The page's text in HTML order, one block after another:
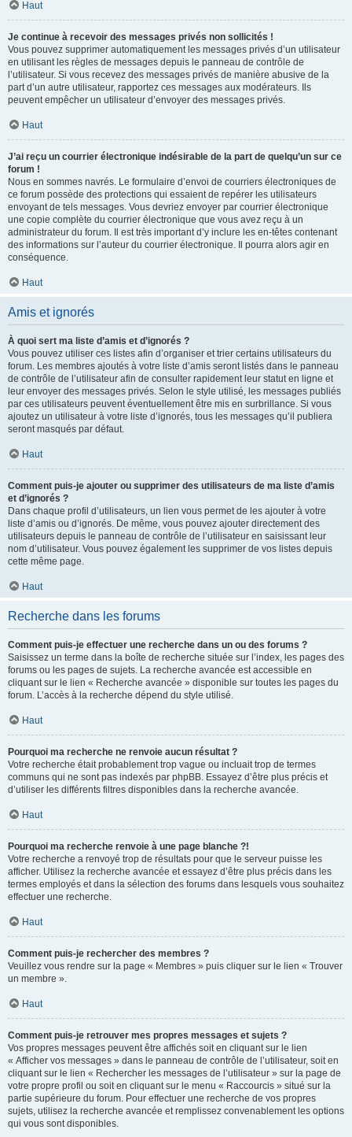
Haut
Je continue à recevoir des messages privés non sollicités !
Vous pouvez supprimer automatiquement les messages privés d’un utilisateur
en utilisant les règles de messages depuis le panneau de contrôle de
l’utilisateur. Si vous recevez des messages privés de manière abusive de la
part d’un autre utilisateur, rapportez ces messages aux modérateurs. Ils
peuvent empêcher un utilisateur d’envoyer des messages privés.
Haut
J’ai reçu un courrier électronique indésirable de la part de quelqu’un sur ce
forum !
Nous en sommes navrés. Le formulaire d’envoi de courriers électroniques de
ce forum possède des protections qui essaient de repérer les utilisateurs
envoyant de tels messages. Vous devriez envoyer par courrier électronique
une copie complète du courrier électronique que vous avez reçu à un
administrateur du forum. Il est très important d’y inclure les en-têtes contenant
des informations sur l’auteur du courrier électronique. Il pourra alors agir en
conséquence.
Haut
Amis et ignorés
À quoi sert ma liste d’amis et d’ignorés ?
Vous pouvez utiliser ces listes afin d’organiser et trier certains utilisateurs du
forum. Les membres ajoutés à votre liste d’amis seront listés dans le panneau
de contrôle de l’utilisateur afin de consulter rapidement leur statut en ligne et
leur envoyer des messages privés. Selon le style utilisé, les messages publiés
par ces utilisateurs peuvent éventuellement être mis en surbrillance. Si vous
ajoutez un utilisateur à votre liste d’ignorés, tous les messages qu’il publiera
seront masqués par défaut.
Haut
Comment puis-je ajouter ou supprimer des utilisateurs de ma liste d’amis
et d’ignorés ?
Dans chaque profil d’utilisateurs, un lien vous permet de les ajouter à votre
liste d’amis ou d’ignorés. De même, vous pouvez ajouter directement des
utilisateurs depuis le panneau de contrôle de l’utilisateur en saisissant leur
nom d’utilisateur. Vous pouvez également les supprimer de vos listes depuis
cette même page.
Haut
Recherche dans les forums
Comment puis-je effectuer une recherche dans un ou des forums ?
Saisissez un terme dans la boîte de recherche située sur l’index, les pages des
forums ou les pages de sujets. La recherche avancée est accessible en
cliquant sur le lien « Recherche avancée » disponible sur toutes les pages du
forum. L’accès à la recherche dépend du style utilisé.
Haut
Pourquoi ma recherche ne renvoie aucun résultat ?
Votre recherche était probablement trop vague ou incluait trop de termes
communs qui ne sont pas indexés par phpBB. Essayez d’être plus précis et
d’utiliser les différents filtres disponibles dans la recherche avancée.
Haut
Pourquoi ma recherche renvoie à une page blanche ?!
Votre recherche a renvoyé trop de résultats pour que le serveur puisse les
afficher. Utilisez la recherche avancée et essayez d’être plus précis dans les
termes employés et dans la sélection des forums dans lesquels vous souhaitez
effectuer une recherche.
Haut
Comment puis-je rechercher des membres ?
Veuillez vous rendre sur la page « Membres » puis cliquer sur le lien « Trouver
un membre ».
Haut
Comment puis-je retrouver mes propres messages et sujets ?
Vos propres messages peuvent être affichés soit en cliquant sur le lien
« Afficher vos messages » dans le panneau de contrôle de l’utilisateur, soit en
cliquant sur le lien « Rechercher les messages de l’utilisateur » sur la page de
votre propre profil ou soit en cliquant sur le menu « Raccourcis » situé sur la
partie supérieure du forum. Pour effectuer une recherche de vos propres
sujets, utilisez la recherche avancée et remplissez convenablement les options
qui vous sont disponibles.